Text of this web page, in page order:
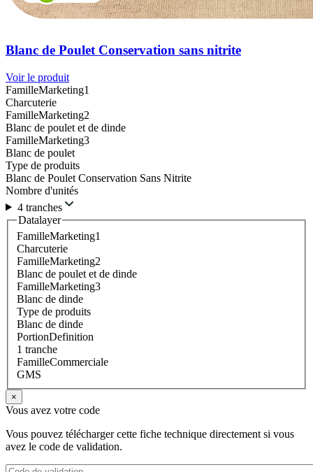
Blanc de Poulet Conservation sans nitrite
Voir le produit
FamilleMarketing1
Charcuterie
FamilleMarketing2
Blanc de poulet et de dinde
FamilleMarketing3
Blanc de poulet
Type de produits
Blanc de Poulet Conservation Sans Nitrite
Nombre d'unités
4 tranches
Datalayer
FamilleMarketing1
Charcuterie
FamilleMarketing2
Blanc de poulet et de dinde
FamilleMarketing3
Blanc de dinde
Type de produits
Blanc de dinde
PortionDefinition
1 tranche
FamilleCommerciale
GMS
×
Vous avez votre code
Vous pouvez télécharger cette fiche technique directement si vous
avez le code de validation.